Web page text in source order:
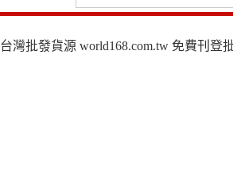
台灣批發貨源 world168.com.tw 免費刊登